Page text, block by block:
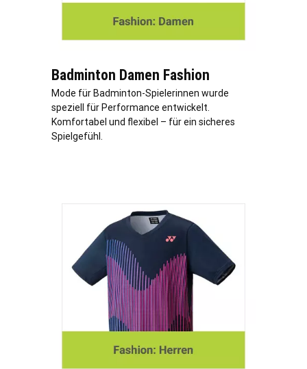
Badminton Damen Fashion
Mode für Badminton-Spielerinnen wurde
speziell für Performance entwickelt.
Komfortabel und flexibel – für ein sicheres
Spielgefühl.